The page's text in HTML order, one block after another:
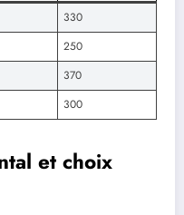
330
250
370
300
et choix